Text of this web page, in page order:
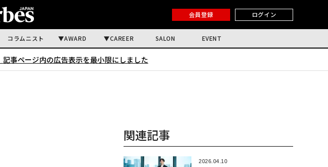
会員登録 ログイン
コラムニスト AWARD CAREER SALON EVENT
記事ページ内の広告表示を最小限にしました
関連記事
2026.04.10